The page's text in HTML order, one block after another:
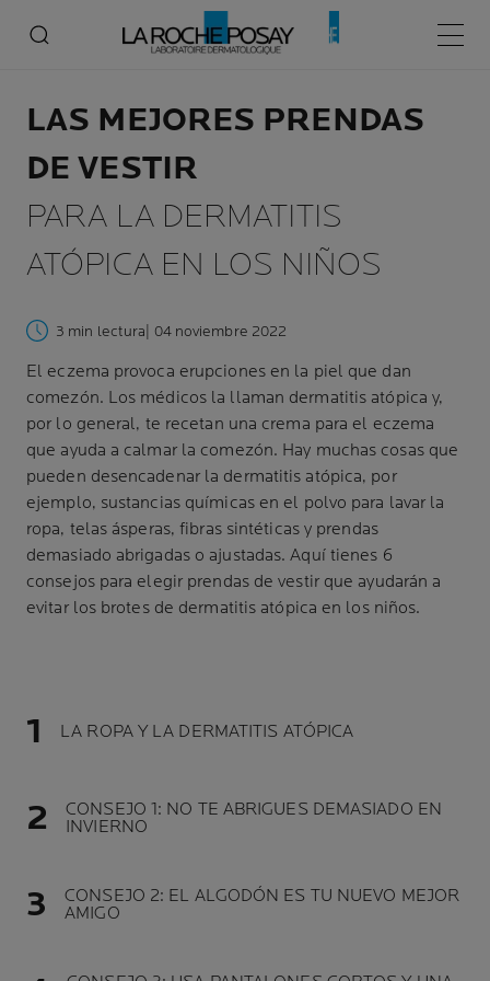
Menú
LAS MEJORES PRENDAS
DE VESTIR
PARA LA DERMATITIS
ATÓPICA EN LOS NIÑOS
3 min lectura | 04 noviembre 2022
El eczema provoca erupciones en la piel que dan
comezón. Los médicos la llaman dermatitis atópica y,
por lo general, te recetan una crema para el eczema
que ayuda a calmar la comezón. Hay muchas cosas que
pueden desencadenar la dermatitis atópica, por
ejemplo, sustancias químicas en el polvo para lavar la
ropa, telas ásperas, fibras sintéticas y prendas
demasiado abrigadas o ajustadas. Aquí tienes 6
consejos para elegir prendas de vestir que ayudarán a
evitar los brotes de dermatitis atópica en los niños.
LA ROPA Y LA DERMATITIS ATÓPICA
CONSEJO 1: NO TE ABRIGUES DEMASIADO EN
INVIERNO
CONSEJO 2: EL ALGODÓN ES TU NUEVO MEJOR
AMIGO